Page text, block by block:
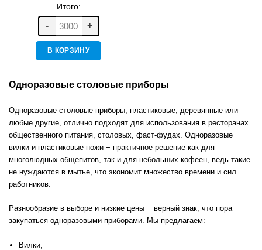
Итого:
- +
В КОРЗИНУ
Одноразовые столовые приборы
Одноразовые столовые приборы, пластиковые, деревянные или
любые другие, отлично подходят для использования в ресторанах
общественного питания, столовых, фаст-фудах. Одноразовые
вилки и пластиковые ножи − практичное решение как для
многолюдных общепитов, так и для небольших кофеен, ведь такие
не нуждаются в мытье, что экономит множество времени и сил
работников.
Разнообразие в выборе и низкие цены − верный знак, что пора
закупаться одноразовыми приборами. Мы предлагаем:
Вилки,